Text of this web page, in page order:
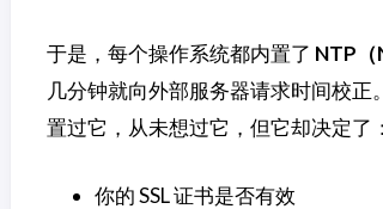
于是，每个操作系统都内置了 NTP
几分钟就向外部服务器请求时间校正
置过它，从未想过它，但它却决定了：
你的 SSL 证书是否有效